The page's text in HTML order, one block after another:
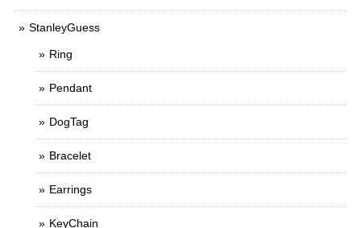
StanleyGuess
Ring
Pendant
DogTag
Bracelet
Earrings
KeyChain